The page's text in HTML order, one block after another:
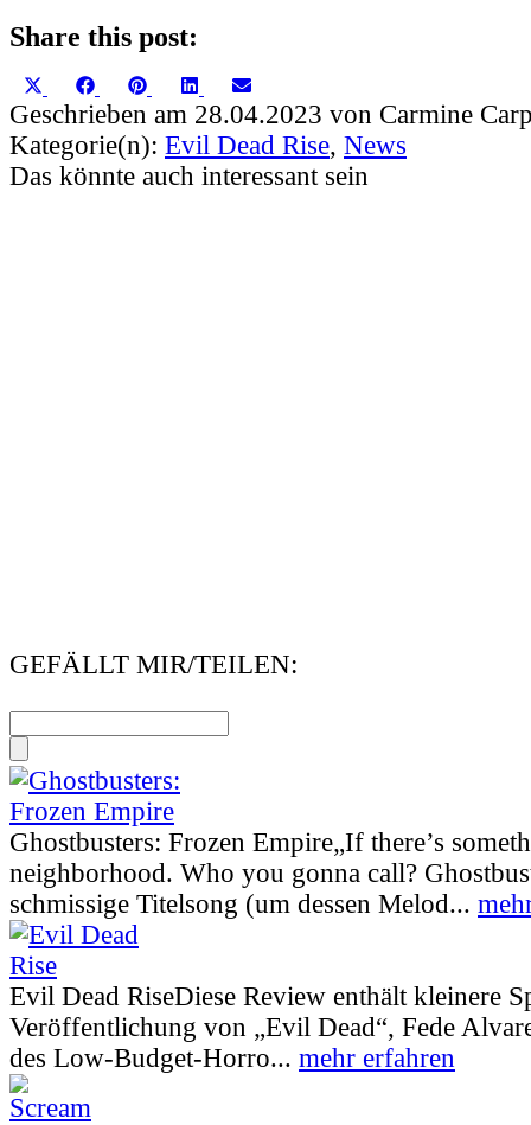
Share this post:
Share
on
(Twitter)
Share
on
FacebookShare
on
Pinterest Share
on
LinkedInShare
on
Geschrieben am 28.04.2023 von Carmine
Kategorie(n): Evil Dead Rise, News
Das könnte auch interessant sein
GEFÄLLT MIR/TEILEN:
Ghostbusters: Frozen Empire„If there’s
neighborhood. Who you gonna call?
schmissige Titelsong (um dessen Melod...
Evil Dead RiseDiese Review enthält kleinere
Veröffentlichung von „Evil Dead“, Fede
des Low-Budget-Horro... mehr erfahren